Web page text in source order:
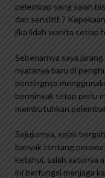
pelembap yang salah
dan sensitif. ?
jika lidah wanita setiap
Sebenarnya saya
nyatanya baru di
pentingnya
berminyak tetap perlu
membutuhkan
Sejujurnya, sejak
banyak tentang
ketahui, salah satunya
ini berfungsi menjaga